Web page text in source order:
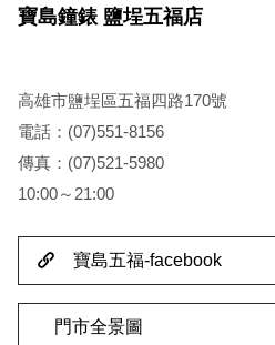
寶島鐘錶 鹽埕五福店
高雄市鹽埕區五福四路170號
電話：(07)551-8156
傳真：(07)521-5980
10:00～21:00
寶島五福-facebook
門市全景圖